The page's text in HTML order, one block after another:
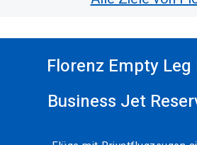
Florenz Empty Leg
Business Jet